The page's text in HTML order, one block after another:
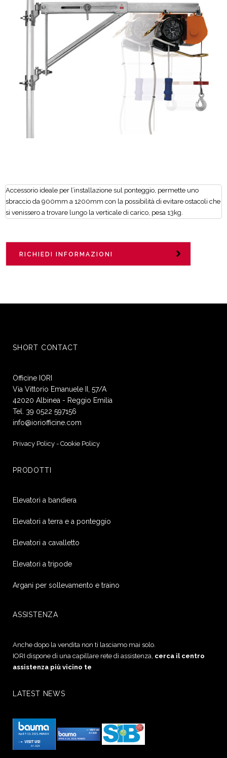
Accessorio ideale per l’installazione sul ponteggio, permette uno
sbraccio da 900mm a 1200mm con la possibilità di evitare ostacoli che
si venissero a trovare lungo la verticale di carico, pesa 13kg.
RICHIEDI INFORMAZIONI
Cognome*
Nazione
Oggetto*
SHORT CONTACT
Officine IORI
Via Vittorio Emanuele II, 57/A
42020 Albinea - Reggio Emilia
Tel. 39 0522 597156
info@ioriofficine.com
Privacy Policy - Cookie Policy
PRODOTTI
Elevatori a bandiera
Elevatori a terra e a ponteggio
Elevatori a cavalletto
Elevatori a tripode
Argani per sollevamento e traino
ASSISTENZA
Anche dopo la vendita non ti lasciamo mai solo.
IORI dispone di una capillare rete di assistenza, cerca il centro
assistenza più vicino te
LATEST NEWS